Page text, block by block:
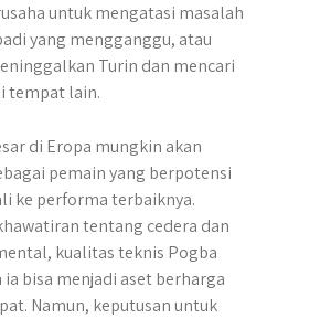
untuk mengatasi masalah
yang mengganggu, atau
Turin dan mencari
tempat lain.
di Eropa mungkin akan
pemain yang berpotensi
ke performa terbaiknya.
tentang cedera dan
kualitas teknis Pogba
bisa menjadi aset berharga
Namun, keputusan untuk